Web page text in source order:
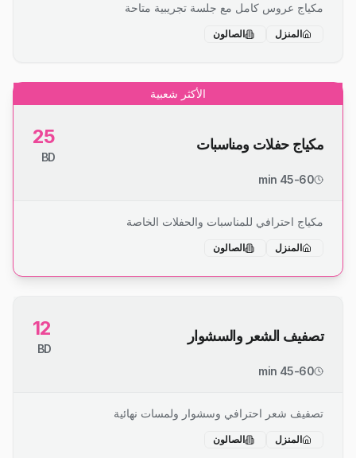
مكياج عروس كامل مع جلسة تجريبية متاحة
المنزل الصالون
الأكثر شعبية
مكياج حفلات ومناسبات 25
BD
45-60 min
مكياج احترافي للمناسبات والحفلات الخاصة
المنزل الصالون
تصفيف الشعر والسشوار 12
BD
45-60 min
تصفيف شعر احترافي وسشوار ولمسات نهائية
المنزل الصالون